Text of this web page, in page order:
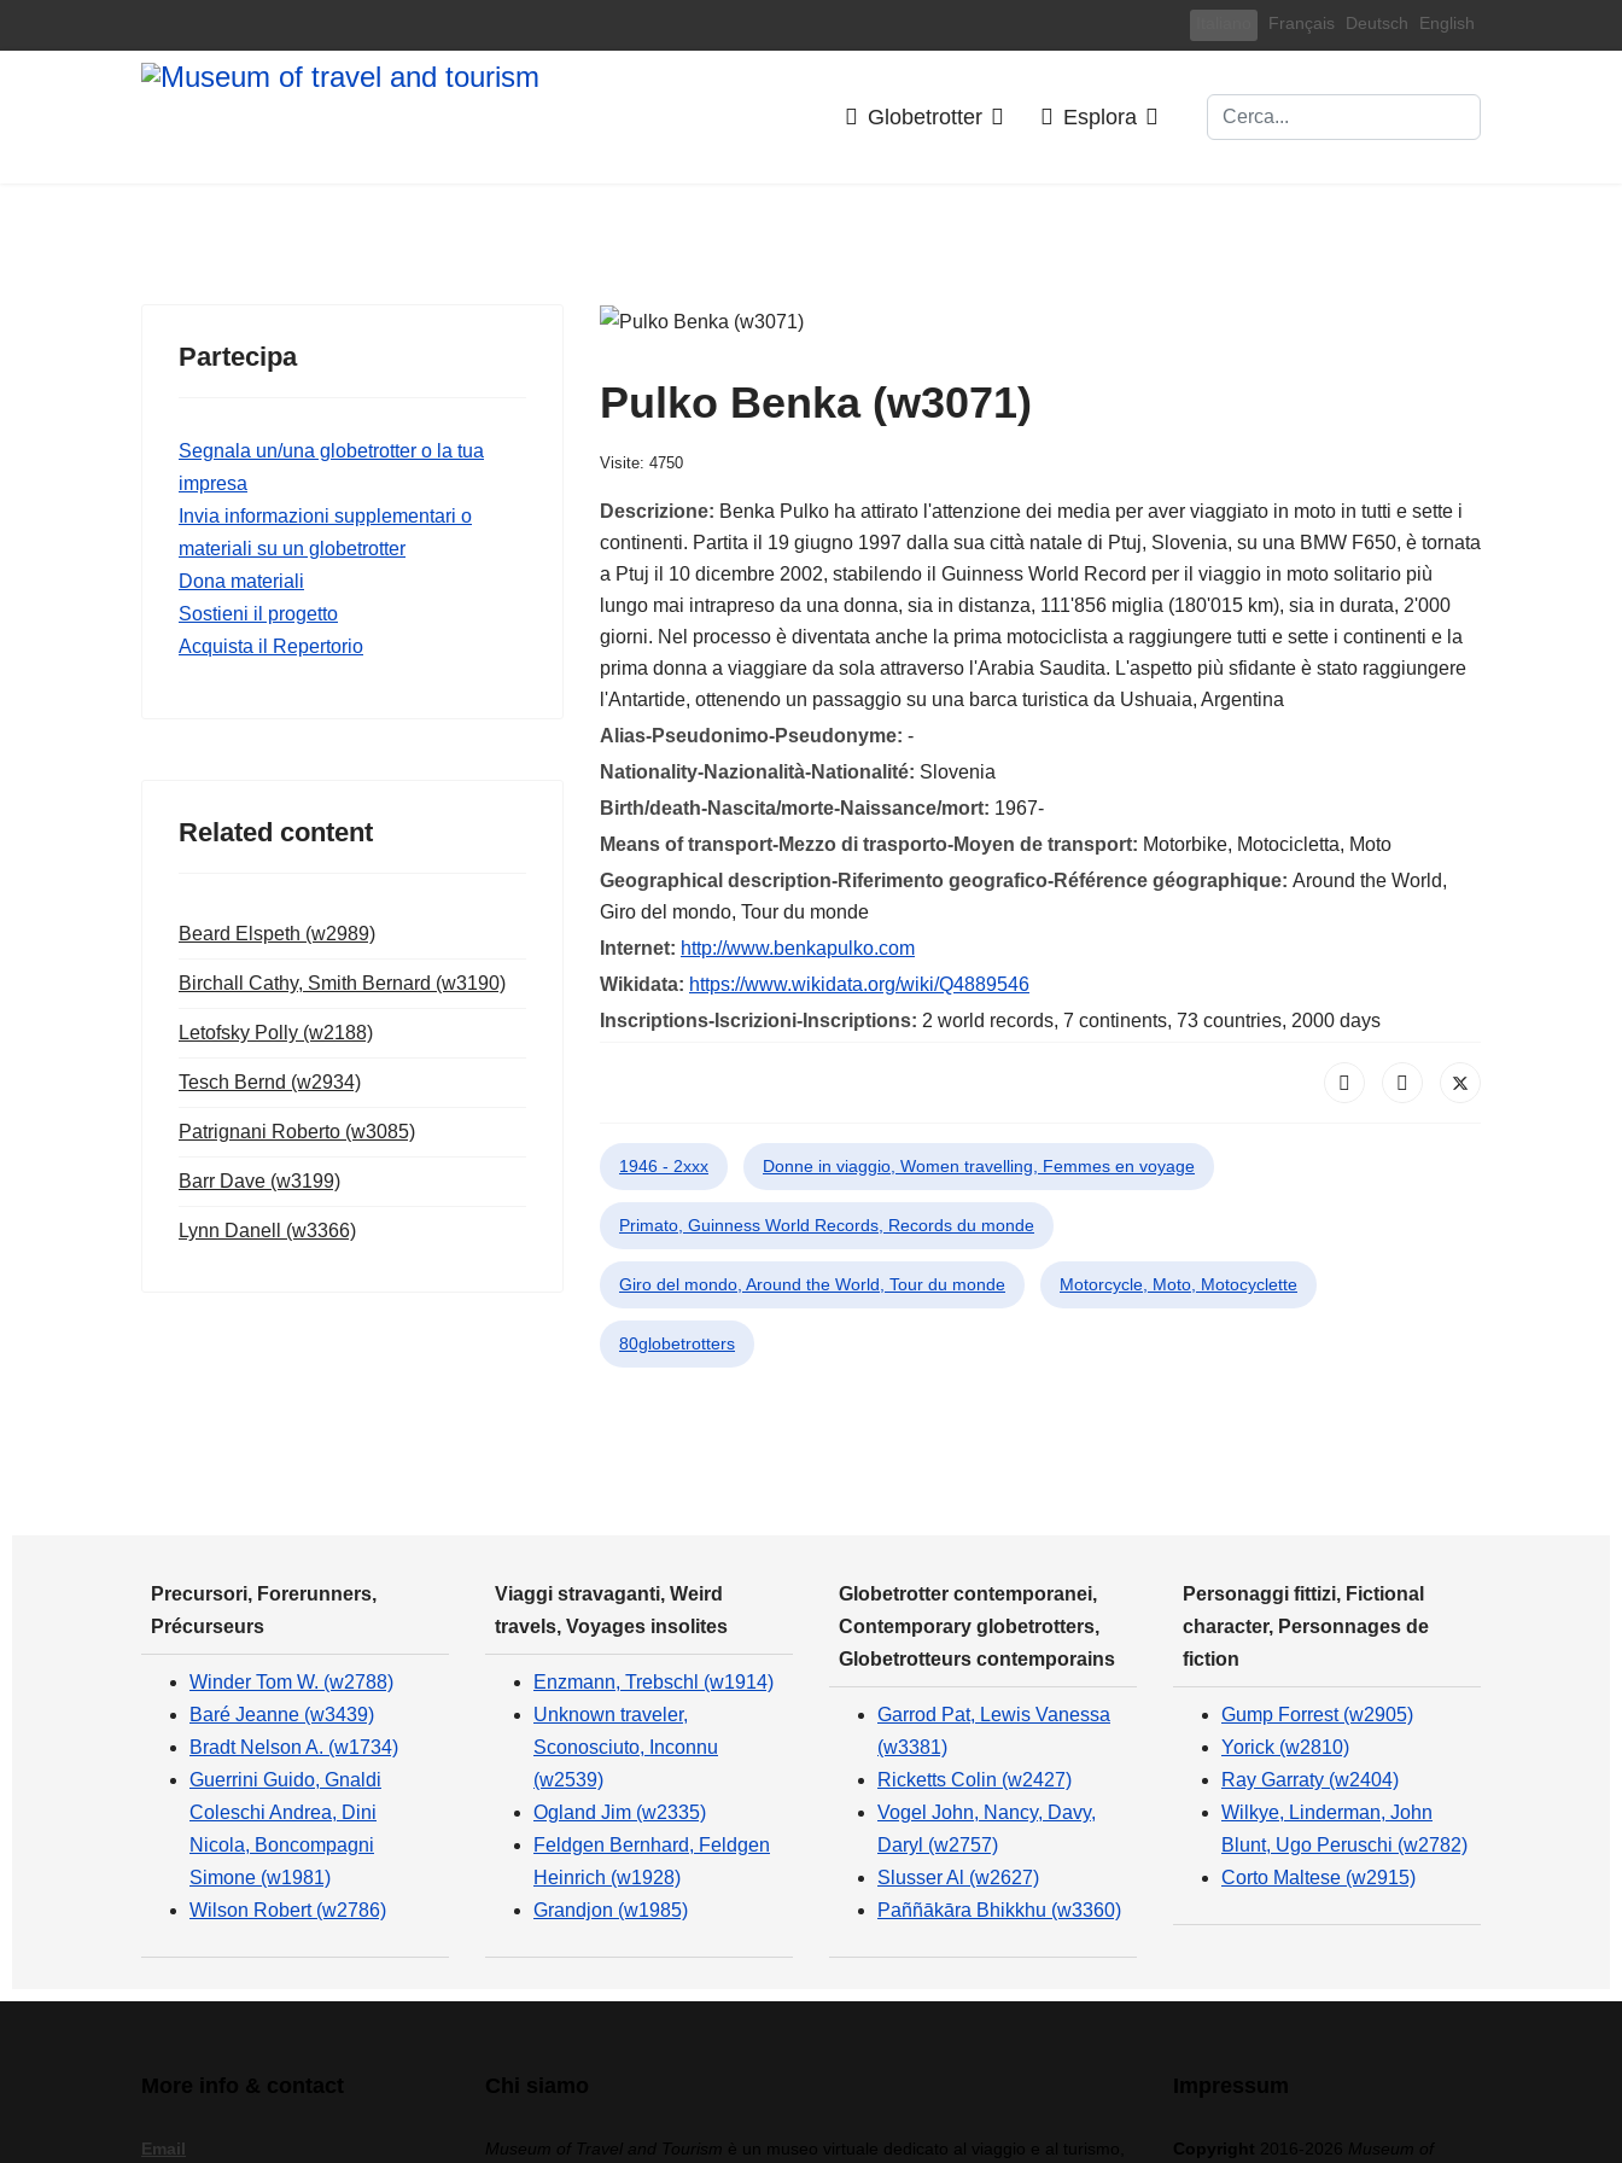
Select your language
Français Deutsch English
Globetrotter Esplora Cerca
Partecipa
Segnala un/una globetrotter o la tua
impresa
Invia informazioni supplementari o
materiali su un globetrotter
Dona materiali
Sostieni il progetto
Acquista il Repertorio
Related content
Beard Elspeth (w2989)
Birchall Cathy, Smith Bernard (w3190)
Letofsky Polly (w2188)
Tesch Bernd (w2934)
Patrignani Roberto (w3085)
Barr Dave (w3199)
Lynn Danell (w3366)
Pulko Benka (w3071)
Visite: 4750
Descrizione: Benka Pulko ha attirato l'attenzione dei media per aver viaggiato in moto in tutti e sette i
continenti. Partita il 19 giugno 1997 dalla sua città natale di Ptuj, Slovenia, su una BMW F650, è tornata
a Ptuj il 10 dicembre 2002, stabilendo il Guinness World Record per il viaggio in moto solitario più
lungo mai intrapreso da una donna, sia in distanza, 111'856 miglia (180'015 km), sia in durata, 2'000
giorni. Nel processo è diventata anche la prima motociclista a raggiungere tutti e sette i continenti e la
prima donna a viaggiare da sola attraverso l'Arabia Saudita. L'aspetto più sfidante è stato raggiungere
l'Antartide, ottenendo un passaggio su una barca turistica da Ushuaia, Argentina
Alias-Pseudonimo-Pseudonyme: -
Nationality-Nazionalità-Nationalité: Slovenia
Birth/death-Nascita/morte-Naissance/mort: 1967-
Means of transport-Mezzo di trasporto-Moyen de transport: Motorbike, Motocicletta, Moto
Geographical description-Riferimento geografico-Référence géographique: Around the World,
Giro del mondo, Tour du monde
Internet: http://www.benkapulko.com
Wikidata: https://www.wikidata.org/wiki/Q4889546
Inscriptions-Iscrizioni-Inscriptions: 2 world records, 7 continents, 73 countries, 2000 days
1946 - 2xxx Donne in viaggio, Women travelling, Femmes en voyage
Primato, Guinness World Records, Records du monde
Giro del mondo, Around the World, Tour du monde Motorcycle, Moto, Motocyclette
80globetrotters
Precursori, Forerunners,
Précurseurs
Winder Tom W. (w2788)
Baré Jeanne (w3439)
Bradt Nelson A. (w1734)
Guerrini Guido, Gnaldi
Coleschi Andrea, Dini
Nicola, Boncompagni
Simone (w1981)
Wilson Robert (w2786)
Viaggi stravaganti, Weird
travels, Voyages insolites
Enzmann, Trebschl (w1914)
Unknown traveler,
Sconosciuto, Inconnu
(w2539)
Ogland Jim (w2335)
Feldgen Bernhard, Feldgen
Heinrich (w1928)
Grandjon (w1985)
Globetrotter contemporanei,
Contemporary globetrotters,
Globetrotteurs contemporains
Garrod Pat, Lewis Vanessa
(w3381)
Ricketts Colin (w2427)
Vogel John, Nancy, Davy,
Daryl (w2757)
Slusser Al (w2627)
Paññākāra Bhikkhu (w3360)
Personaggi fittizi, Fictional
character, Personnages de
fiction
Gump Forrest (w2905)
Yorick (w2810)
Ray Garraty (w2404)
Wilkye, Linderman, John
Blunt, Ugo Peruschi (w2782)
Corto Maltese (w2915)
Email